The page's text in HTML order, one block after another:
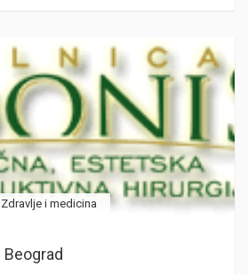
Zdravlje i medicina
Beograd